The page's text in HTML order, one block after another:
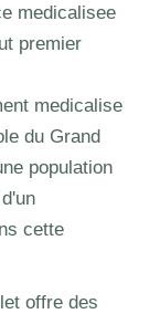
medicalisee
premier
medicalise
du Grand
population
cette
offre des